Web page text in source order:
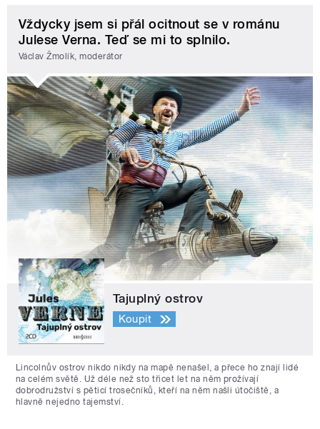
Vždycky jsem si přál ocitnout se v románu
Julese Verna. Teď se mi to splnilo.
Václav Žmolík, moderátor
Tajuplný ostrov
Koupit
Lincolnův ostrov nikdo nikdy na mapě nenašel, a přece ho znají lidé
na celém světě. Už déle než sto třicet let na něm prožívají
dobrodružství s pěticí trosečníků, kteří na něm našli útočiště, a
hlavně nejedno tajemství.